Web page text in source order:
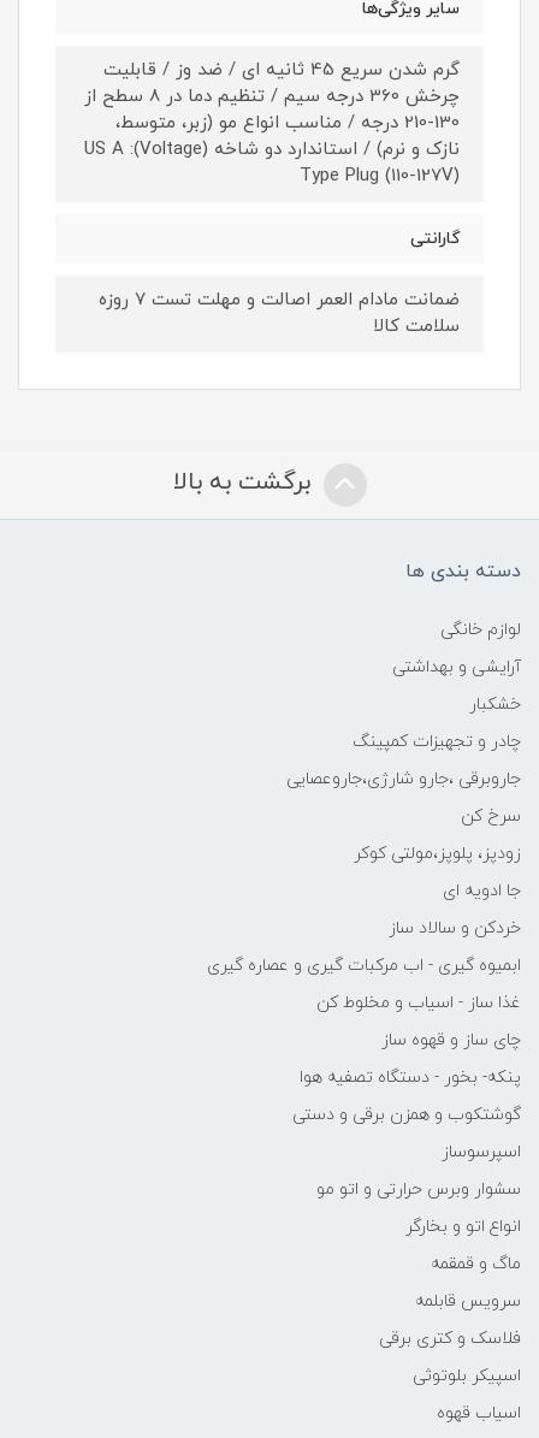
سایر ویژگی‌ها
گرم شدن سریع 45 ثانیه ای / ضد وز / قابلیت
چرخش 360 درجه سیم / تنظیم دما در 8 سطح از
130-210 درجه / مناسب انواع مو (زبر، متوسط،
نازک و نرم) / استاندارد دو شاخه (Voltage): US A
Type Plug (110-127V)
گارانتی
ضمانت مادام العمر اصالت و مهلت تست ۷ روزه
سلامت کالا
برگشت به بالا
دسته بندی ها
لوازم خانگی
آرایشی و بهداشتی
خشکبار
چادر و تجهیزات کمپینگ
جاروبرقی ،جارو شارژی،جاروعصایی
سرخ کن
زودپز، پلوپز،مولتی کوکر
جا ادویه ای
خردکن و سالاد ساز
ابمیوه گیری - اب مرکبات گیری و عصاره گیری
غذا ساز - اسیاب و مخلوط کن
چای ساز و قهوه ساز
پنکه- بخور - دستگاه تصفیه هوا
گوشتکوب و همزن برقی و دستی
اسپرسوساز
سشوار وبرس حرارتی و اتو مو
انواع اتو و بخارگر
ماگ و قمقمه
سرویس قابلمه
فلاسک و کتری برقی
اسپیکر بلوتوثی
اسیاب قهوه